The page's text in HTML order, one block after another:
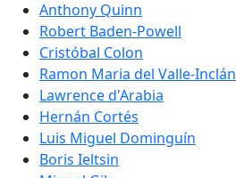
Anthony Quinn
Robert Baden-Powell
Cristóbal Colon
Ramon Maria del Valle-Inclán
Lawrence d'Arabia
Hernán Cortés
Luis Miguel Dominguín
Boris Ieltsin